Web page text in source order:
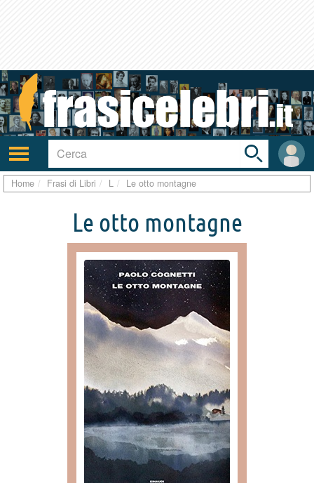
Attiva/disattiva
navigazione
User
area
Toggle
search
bar
Home Frasi di Libri L Le otto montagne
Le otto montagne